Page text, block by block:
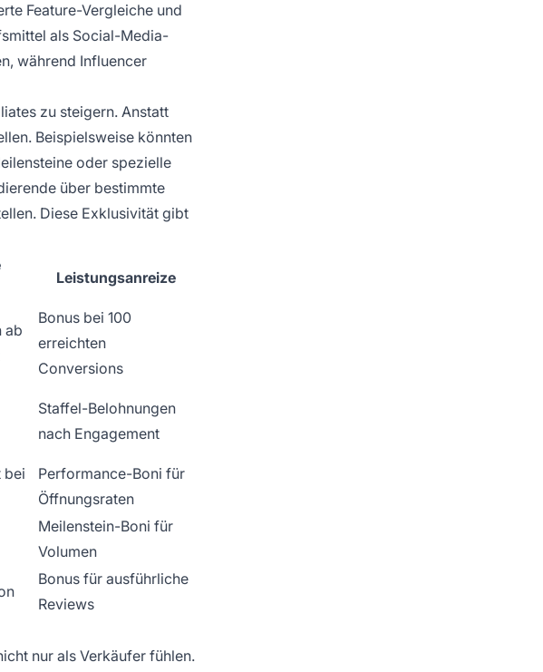
Feature-Vergleiche und
als Social-Media-
während Influencer
zu steigern. Anstatt
Beispielsweise könnten
oder spezielle
über bestimmte
Diese Exklusivität gibt
Leistungsanreize
ab
Bonus bei 100
erreichten
Conversions
Staffel-Belohnungen
nach Engagement
bei
Performance-Boni für
Öffnungsraten
Meilenstein-Boni für
Volumen
Bonus für ausführliche
Reviews
nur als Verkäufer fühlen.